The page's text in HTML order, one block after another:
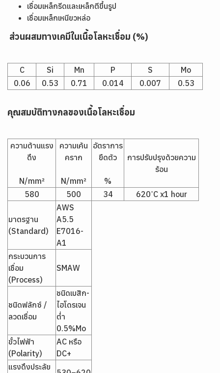
เชื่อมเหล็กรีดและเหล็กตีขึ้นรูป
เชื่อมเหล็กเหนียวหล่อ
ส่วนผสมทางเคมีในเนื้อโลหะเชื่อม (%)
C Si Mn P S
Mo
0.06
0.53 0.71 0.014 0.007 0.53
คุณสมบัติทางกลของเนื้อโลหะเชื่อม
ความต้านแรง
ดึง
N/mm²
ความเค้น
คราก
N/mm²
อัตราการ
ยืดตัว
%
การปรับปรุงด้วยความ
ร้อน
580 500 34 620 ํC x1 hour
มาตรฐาน
(Standard)
AWS
A5.5
E7016-
A1
กระบวนการ
เชื่อม
(Process)
SMAW
ชนิดฟลักซ์ /
ลวดเชื่อม
ชนิดเบสิก-
ไฮโดรเจน
ต่ำ
0.5%Mo
ขั้วไฟฟ้า
(Polarity)
AC หรือ
DC+
แรงดึงประลัย